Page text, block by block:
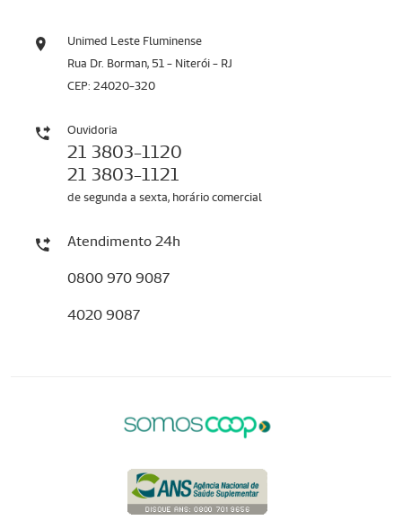
Unimed Leste Fluminense
Rua Dr. Borman, 51 - Niterói - RJ
CEP: 24020-320
Ouvidoria
21 3803-1120
21 3803-1121
de segunda a sexta, horário comercial
Atendimento 24h
0800 970 9087
4020 9087